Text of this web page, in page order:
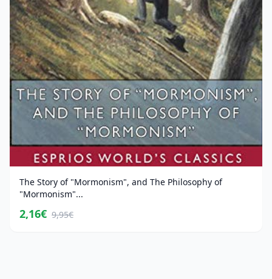
The Story of "Mormonism", and The Philosophy of
"Mormonism"...
2,16€ 9,95€